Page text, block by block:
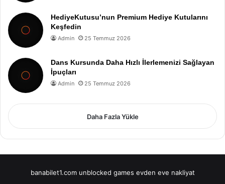
HediyeKutusu’nun Premium Hediye Kutularını
Keşfedin
Admin 25 Temmuz 2026
Dans Kursunda Daha Hızlı İlerlemenizi Sağlayan
İpuçları
Admin 25 Temmuz 2026
Daha Fazla Yükle
banabilet1.com unblocked games evden eve nakliyat